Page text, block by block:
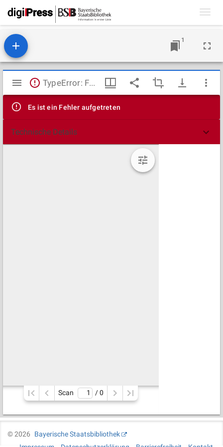
1
Mirador
Viewer
TypeError: Failed to fetch
Es ist ein Fehler aufgetreten
Technische Details
Scan / 0
©2026
Bayerische Staatsbibliothek